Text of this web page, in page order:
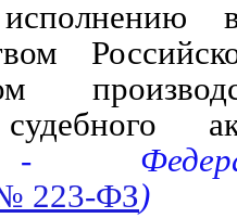
судебного
223-ФЗ)